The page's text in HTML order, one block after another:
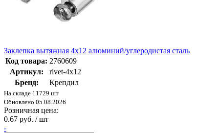
Заклепка вытяжная 4х12 алюминий/углеродистая сталь
Код товара: 2760609
Артикул:
rivet-4х12
Бренд:
Крепдил
На складе 11729 шт
Обновлено 05.08.2026
Розничная цена:
0.67 руб. / шт
-